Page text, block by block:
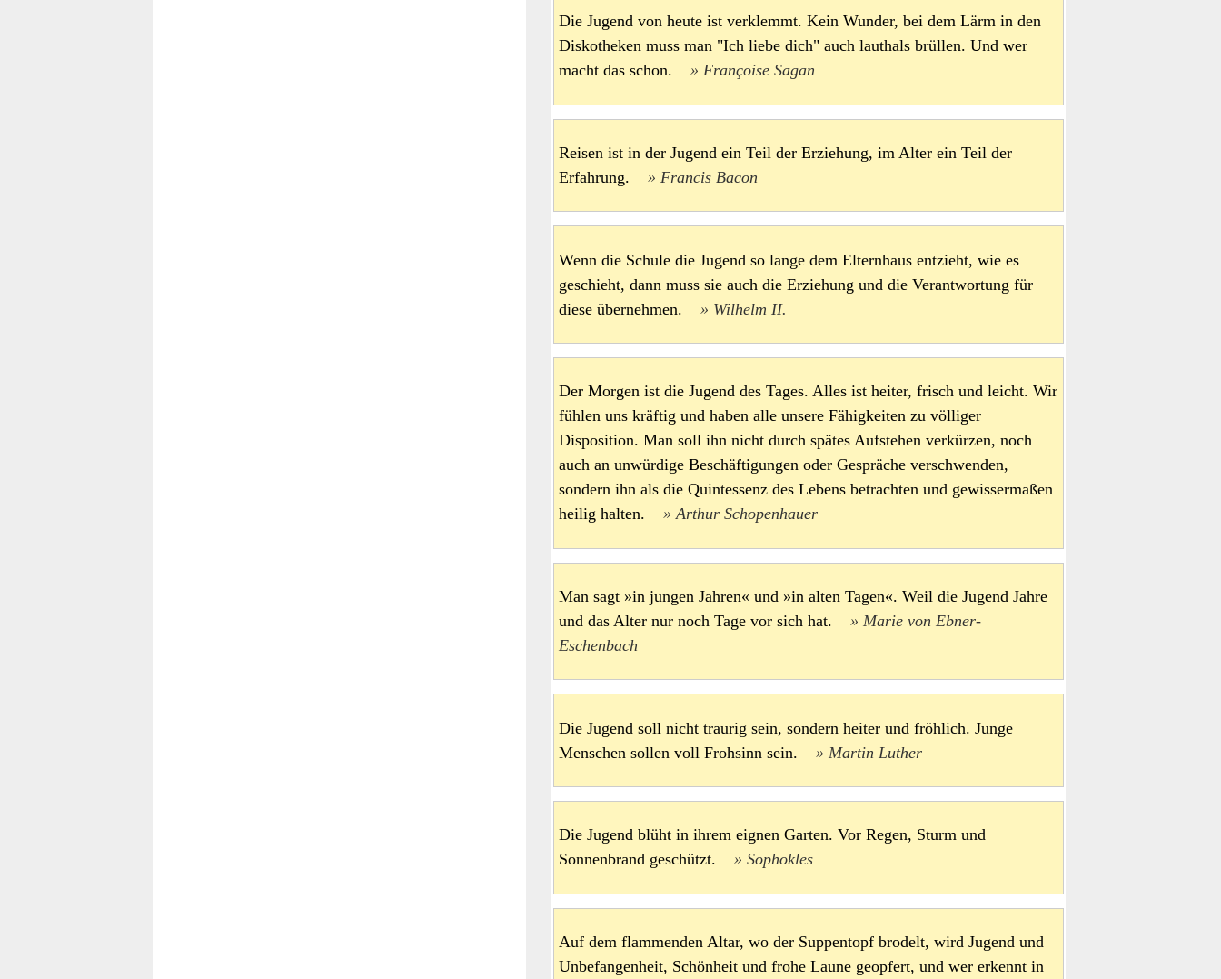
Die Jugend von heute ist verklemmt. Kein Wunder, bei dem Lärm in den
Diskotheken muss man "Ich liebe dich" auch lauthals brüllen. Und wer
macht das schon.
Françoise Sagan
Reisen ist in der Jugend ein Teil der Erziehung, im Alter ein Teil der
Erfahrung.
Francis Bacon
Wenn die Schule die Jugend so lange dem Elternhaus entzieht, wie es
geschieht, dann muss sie auch die Erziehung und die Verantwortung für
diese übernehmen.
Wilhelm II.
Der Morgen ist die Jugend des Tages. Alles ist heiter, frisch und leicht. Wir
fühlen uns kräftig und haben alle unsere Fähigkeiten zu völliger
Disposition. Man soll ihn nicht durch spätes Aufstehen verkürzen, noch
auch an unwürdige Beschäftigungen oder Gespräche verschwenden,
sondern ihn als die Quintessenz des Lebens betrachten und gewissermaßen
heilig halten.
Arthur Schopenhauer
Man sagt »in jungen Jahren« und »in alten Tagen«. Weil die Jugend Jahre
und das Alter nur noch Tage vor sich hat.
Marie von Ebner-
Eschenbach
Die Jugend soll nicht traurig sein, sondern heiter und fröhlich. Junge
Menschen sollen voll Frohsinn sein.
Martin Luther
Die Jugend blüht in ihrem eignen Garten. Vor Regen, Sturm und
Sonnenbrand geschützt.
Sophokles
Auf dem flammenden Altar, wo der Suppentopf brodelt, wird Jugend und
Unbefangenheit, Schönheit und frohe Laune geopfert, und wer erkennt in